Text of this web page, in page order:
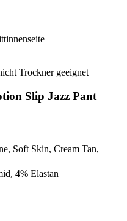
Trockner geeignet
Slip Jazz Pant
Soft Skin, Cream Tan,
4% Elastan